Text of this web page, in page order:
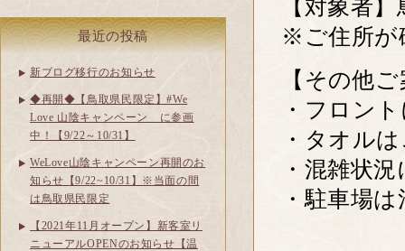
【対象者
※ご住所が
【その他
・フロン
・タオル
・混雑状
・駐車場
最近の投稿
新ブログ移行のお知らせ
◆再開◆【鳥取県民限定】#We
Love 山陰キャンペーン に参画
中！【9/22～10/31】
WeLove山陰キャンペーン再開のお
知らせ【9/22~10/31】※当面の間
は鳥取県民限定
【2021年11月オープン】新客室リ
ニューアルOPENのお知らせ【温